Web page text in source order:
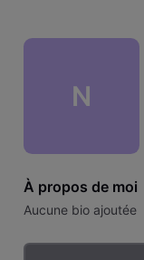
N
À propos de moi
Aucune bio ajoutée